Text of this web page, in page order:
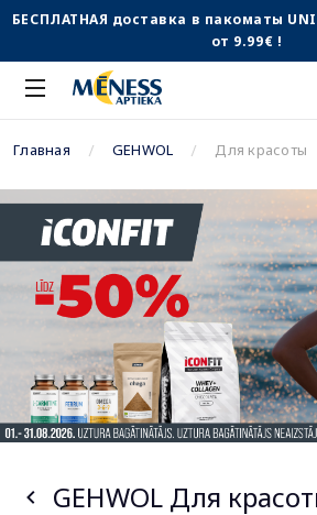
БЕСПЛАТНАЯ доставка в пакоматы
от 9.99€ !
Главная GEHWOL Для красоты
GEHWOL Для